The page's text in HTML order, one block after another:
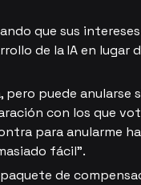
que sus
de la IA en lugar
puede anularse
con los que
para anularme
fácil".
de